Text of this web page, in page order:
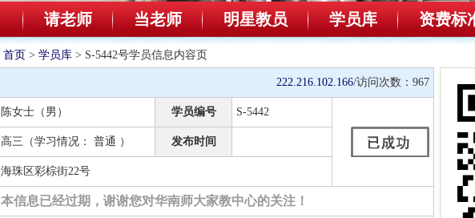
请老师 当老师 明星教员 学员库 资费标
首页 > 学员库 > S-5442号学员信息内容页
222.216.102.166/访问次数： 967
陈女士（男） 学员编号 S-5442
高三（学习情况： 普通 ） 发布时间
海珠区彩棕街22号
本信息已经过期，谢谢您对华南师大家教中心的关注！